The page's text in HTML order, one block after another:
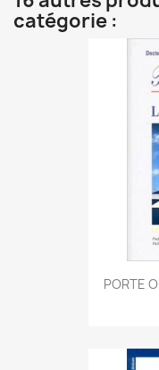
catégorie :
PORTE